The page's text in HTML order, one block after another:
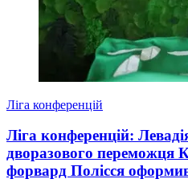
Ліга конференцій
Ліга конференцій:
дворазового переможця
форвард Полісся